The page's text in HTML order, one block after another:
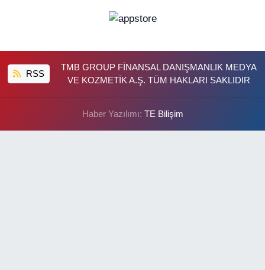
RSS
TMB GROUP FİNANSAL DANIŞMANLIK MEDYA
VE KOZMETİK A.Ş. TÜM HAKLARI SAKLIDIR
Haber Yazılımı: TE Bilişim